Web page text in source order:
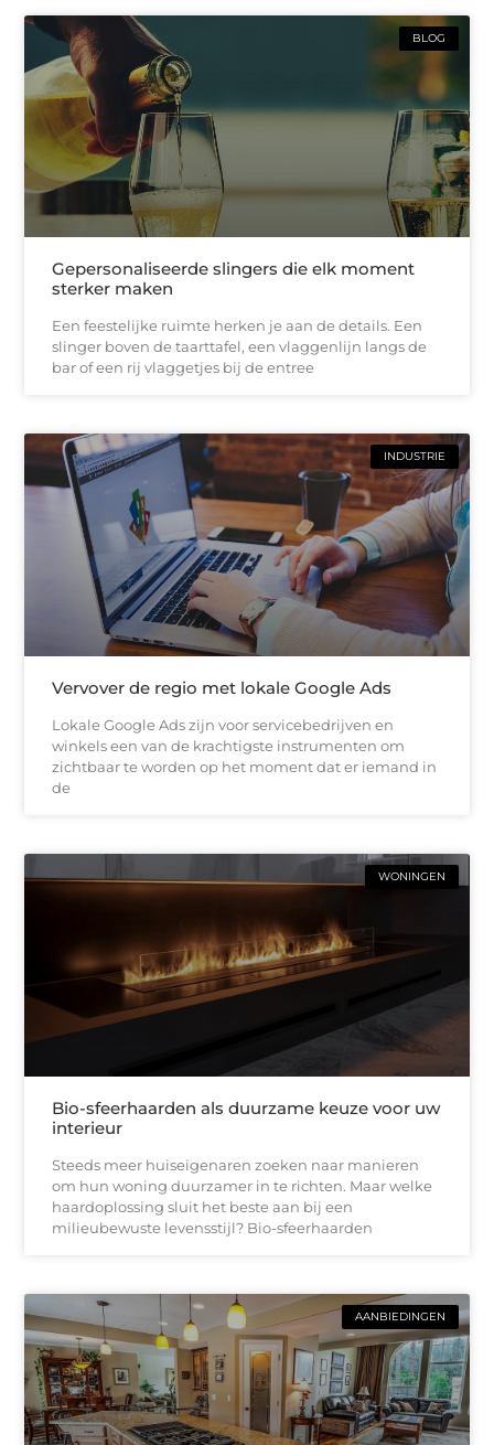
BLOG
Gepersonaliseerde slingers die elk moment
sterker maken
Een feestelijke ruimte herken je aan de details. Een
slinger boven de taarttafel, een vlaggenlijn langs de
bar of een rij vlaggetjes bij de entree
INDUSTRIE
Vervover de regio met lokale Google Ads
Lokale Google Ads zijn voor servicebedrijven en
winkels een van de krachtigste instrumenten om
zichtbaar te worden op het moment dat er iemand in
de
WONINGEN
Bio-sfeerhaarden als duurzame keuze voor uw
interieur
Steeds meer huiseigenaren zoeken naar manieren
om hun woning duurzamer in te richten. Maar welke
haardoplossing sluit het beste aan bij een
milieubewuste levensstijl? Bio-sfeerhaarden
AANBIEDINGEN